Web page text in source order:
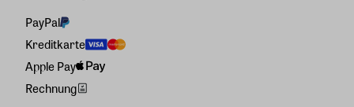
PayPal
Kreditkarte
Apple Pay
Rechnung